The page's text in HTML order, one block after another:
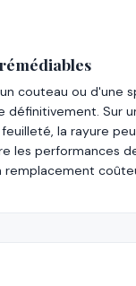
couteau ou d'une
définitivement. Sur
la rayure
les performances
remplacement